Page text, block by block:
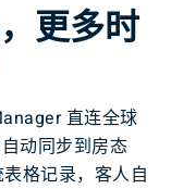
更多时
直连全球
动同步到房态
格记录，客人自